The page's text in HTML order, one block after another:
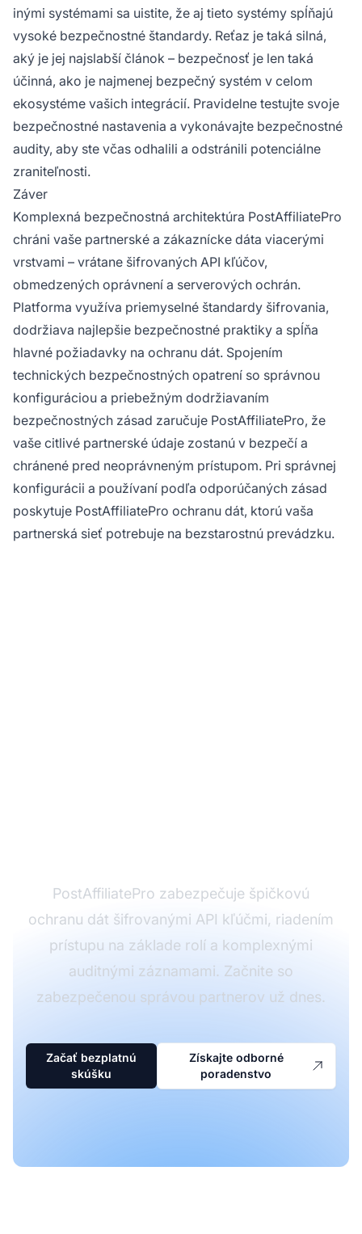
inými systémami sa uistite, že aj tieto systémy spĺňajú
vysoké bezpečnostné štandardy. Reťaz je taká silná,
aký je jej najslabší článok – bezpečnosť je len taká
účinná, ako je najmenej bezpečný systém v celom
ekosystéme vašich integrácií. Pravidelne testujte svoje
bezpečnostné nastavenia a vykonávajte bezpečnostné
audity, aby ste včas odhalili a odstránili potenciálne
zraniteľnosti.
Záver
Komplexná bezpečnostná architektúra PostAffiliatePro
chráni vaše partnerské a zákaznícke dáta viacerými
vrstvami – vrátane šifrovaných API kľúčov,
obmedzených oprávnení a serverových ochrán.
Platforma využíva priemyselné štandardy šifrovania,
dodržiava najlepšie bezpečnostné praktiky a spĺňa
hlavné požiadavky na ochranu dát. Spojením
technických bezpečnostných opatrení so správnou
konfiguráciou a priebežným dodržiavaním
bezpečnostných zásad zaručuje PostAffiliatePro, že
vaše citlivé partnerské údaje zostanú v bezpečí a
chránené pred neoprávneným prístupom. Pri správnej
konfigurácii a používaní podľa odporúčaných zásad
poskytuje PostAffiliatePro ochranu dát, ktorú vaša
partnerská sieť potrebuje na bezstarostnú prevádzku.
PostAffiliatePro zabezpečuje špičkovú
ochranu dát šifrovanými API kľúčmi, riadením
prístupu na základe rolí a komplexnými
auditnými záznamami. Začnite so
zabezpečenou správou partnerov už dnes.
Začať bezplatnú
skúšku
Získajte odborné
poradenstvo